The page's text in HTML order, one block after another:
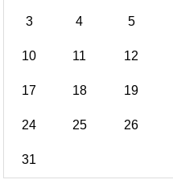
3 4 5
10 11 12
17 18 19
24 25 26
31